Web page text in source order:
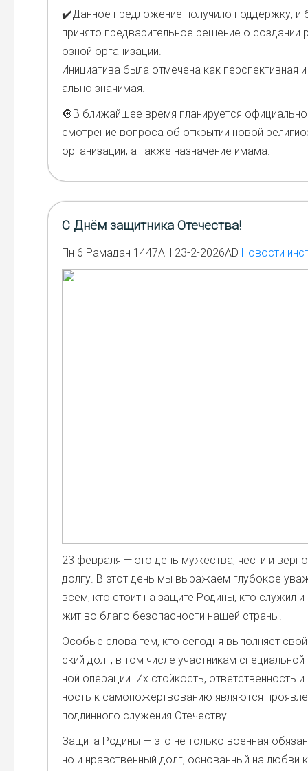
✔️Дан­ное пред­ло­же­ние полу­чи­ло под­держ­ку, и
при­ня­то пред­ва­ри­тель­ное реше­ние о созда­нии
оз­ной орга­ни­за­ции.
Ини­ци­а­ти­ва была отме­че­на как пер­спек­тив­ная
аль­но зна­чи­мая.
🔘В бли­жай­шее вре­мя пла­ни­ру­ет­ся
смот­ре­ние вопро­са об откры­тии новой
орга­ни­за­ции, а так­же назна­че­ние има­ма.
С Днём защитника Отечества!
Пн 6 Рамадан 1447AH 23-2-2026AD Новости
23 фев­ра­ля — это день муже­ства, чести и
дол­гу. В этот день мы выра­жа­ем глу­бо­кое
всем, кто сто­ит на защи­те Роди­ны, кто слу­жил
жит во бла­го без­опас­но­сти нашей стра­ны.
Осо­бые сло­ва тем, кто сего­дня выпол­ня­ет
ский долг, в том чис­ле участ­ни­кам
ной опе­ра­ции. Их стой­кость, ответ­ствен­ность
ность к само­по­жерт­во­ва­нию явля­ют­ся
под­лин­но­го слу­же­ния Оте­че­ству.
Защи­та Роди­ны — это не толь­ко воен­ная
но и нрав­ствен­ный долг, осно­ван­ный на люб­ви